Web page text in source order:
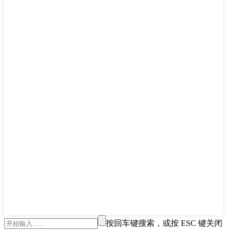
按回车键搜索，或按 ESC 键关闭